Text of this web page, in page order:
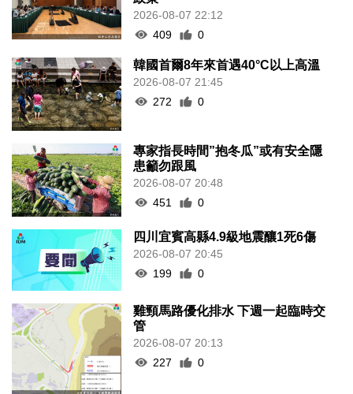
2026-08-07 22:12
409
0
韓國首爾8年來首遇40°C以上高溫
2026-08-07 21:45
272
0
專家指長時間”抱冬瓜”或有安全隱
患籲勿跟風
2026-08-07 20:48
451
0
四川宜賓高縣4.9級地震釀1死6傷
2026-08-07 20:45
199
0
雞頸馬路優化排水 下週一起臨時交
管
2026-08-07 20:13
227
0